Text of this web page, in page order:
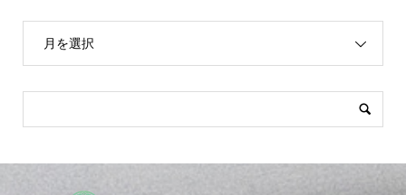
月を選択